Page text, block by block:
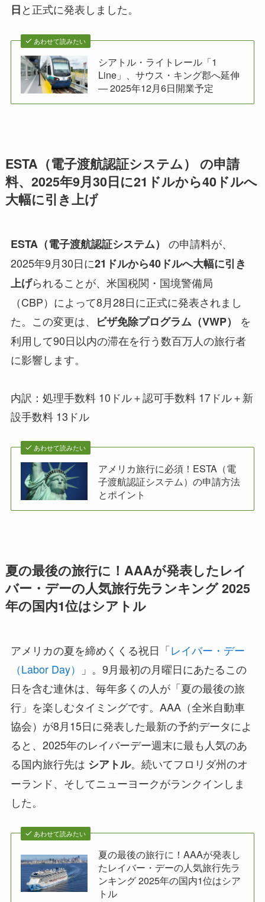
日と正式に発表しました。
あわせて読みたい
シアトル・ライトレール「1
Line」、サウス・キング郡へ延伸
― 2025年12月6日開業予定
ESTA（電子渡航認証システム）
の申請
料、2025年9月30日に21ドルから40ドルへ
大幅に引き上げ
ESTA（電子渡航認証システム）
の申請料が、
2025年9月30日に21ドルから40ドルへ大幅に引き
上げられることが、米国税関・国境警備局
（CBP）によって8月28日に正式に発表されまし
た。この変更は、
ビザ免除プログラム（VWP）
を
利用して90日以内の滞在を行う数百万人の旅行者
に影響します。
内訳：処理手数料 10ドル＋認可手数料 17ドル＋新
設手数料 13ドル
あわせて読みたい
アメリカ旅行に必須！ESTA（電
子渡航認証システム）の申請方法
とポイント
夏の最後の旅行に！AAAが発表したレイ
バー・デーの人気旅行先ランキング 2025
年の国内1位はシアトル
アメリカの夏を締めくくる祝日「レイバー・デー
（Labor Day）
」。9月最初の月曜日にあたるこの
日を含む連休は、毎年多くの人が「夏の最後の旅
行」を楽しむタイミングです。AAA（全米自動車
協会）が8月15日に発表した最新の予約データによ
ると、2025年のレイバーデー週末に最も人気のあ
る国内旅行先は シアトル。続いてフロリダ州のオ
ーランド、そしてニューヨークがランクインしま
した。
あわせて読みたい
夏の最後の旅行に！AAAが発表し
たレイバー・デーの人気旅行先ラ
ンキング 2025年の国内1位はシア
トル